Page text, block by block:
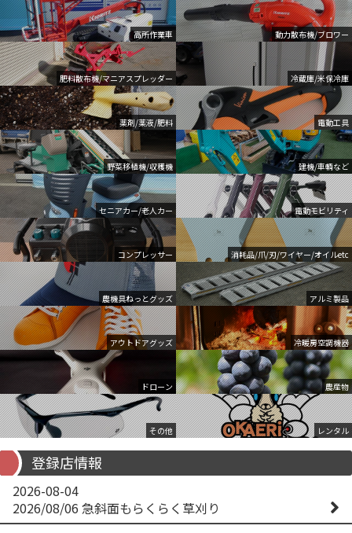
高所作業車 動力散布機/ブロワー
肥料散布機/マニアスプレッダー 冷蔵庫/米保冷庫
薬剤/薬液/肥料 電動工具
野菜移植機/収穫機 建機/車輌など
セニアカー/老人カー 電動モビリティ
コンプレッサー 消耗品/爪/刃/ワイヤー/オイルetc
農機具ねっとグッズ アルミ製品
アウトドアグッズ 冷暖房空調機器
ドローン 農産物
その他 レンタル
登録店情報
2026-08-04
2026/08/06 急斜面もらくらく草刈り